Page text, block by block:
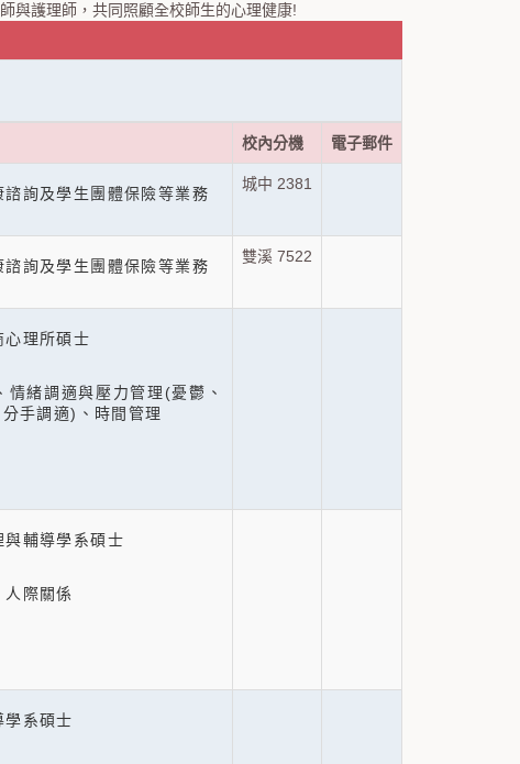
與護理師，共同照顧全校師生的心理健康!
校內分機 電子郵件
詢及學生團體保險等業務
城中 2381
詢及學生團體保險等業務
雙溪 7522
心理所碩士
緒調適與壓力管理(憂鬱、
手調適)、時間管理
輔導學系碩士
際關係
學系碩士